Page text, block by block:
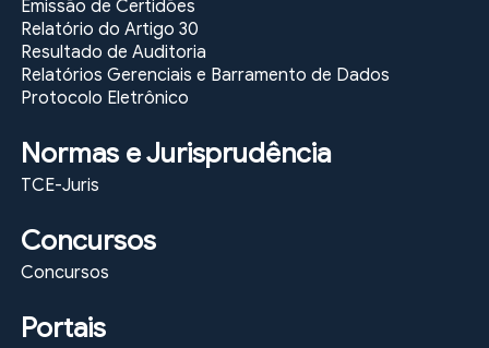
Emissão de Certidões
Relatório do Artigo 30
Resultado de Auditoria
Relatórios Gerenciais e Barramento de Dados
Protocolo Eletrônico
Normas e Jurisprudência
TCE-Juris
Concursos
Concursos
Portais